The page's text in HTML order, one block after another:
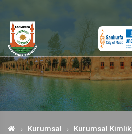
Kurumsal Kurumsal Kimlik